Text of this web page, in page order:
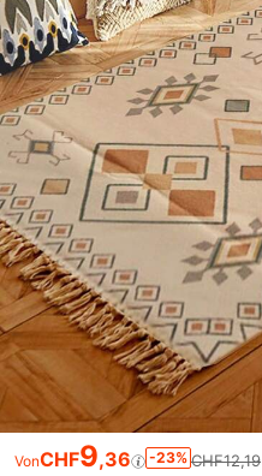
VonCHF9,36 -23% CHF12,19